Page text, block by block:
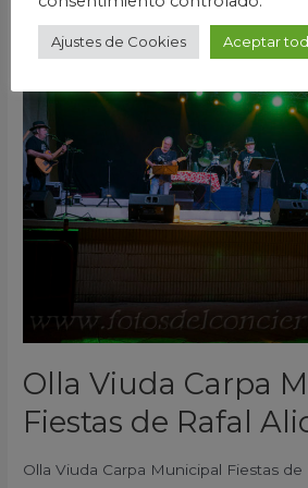
Olla Viuda Carpa
Fiestas de Rafal
Olla Viuda Carpa Municipal Fiestas
Olla
Viuda
Fiestas
de
Rafal
Alicante
2022
Ajustes de Cookies Aceptar